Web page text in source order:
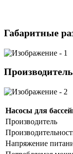
Габаритные
Насосы для
Производитель
Напряжение